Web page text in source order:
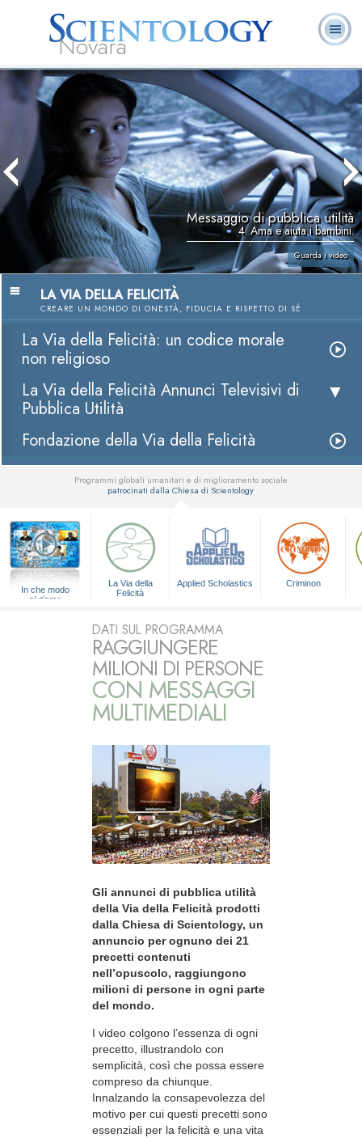
Novara
L. Ron Hubbard:
Fondatore
Che cos’è
Scientology?
Ministri
Volontari
Domande
ricorrenti
Messaggio di pubblica utilità
4. Ama e aiuta i bambini.
Guarda i video
LA VIA DELLA FELICITÀ
CREARE UN MONDO DI ONESTÀ, FIDUCIA E RISPETTO DI SÉ
La Via della Felicità: un codice morale
non religioso
La Via della Felicità Annunci Televisivi di
Pubblica Utilità
Fondazione della Via della Felicità
Programmi globali umanitari e di miglioramento sociale
patrocinati dalla Chiesa di Scientology
In che modo
aiutiamo
La Via della
Felicità
Applied Scholastics Criminon
DATI SUL PROGRAMMA
RAGGIUNGERE
MILIONI DI PERSONE
CON MESSAGGI
MULTIMEDIALI
Gli annunci di pubblica utilità
della Via della Felicità prodotti
dalla Chiesa di Scientology, un
annuncio per ognuno dei 21
precetti contenuti
nell’opuscolo, raggiungono
milioni di persone in ogni parte
del mondo.
I video colgono l’essenza di ogni
precetto, illustrandolo con
semplicità, così che possa essere
compreso da chiunque.
Innalzando la consapevolezza del
motivo per cui questi precetti sono
essenziali per la felicità e una vita